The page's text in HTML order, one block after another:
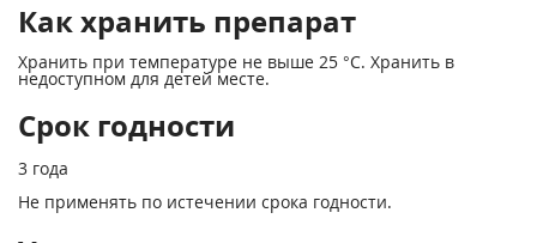
Как хранить препарат
Хранить при температуре не выше 25 °С. Хранить в
недоступном для детей месте.
Срок годности
3 года
Не применять по истечении срока годности.